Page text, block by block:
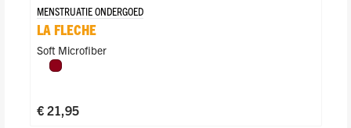
MENSTRUATIE ONDERGOED
LA FLECHE
Soft Microfiber
Donkerrood
€ 21,95